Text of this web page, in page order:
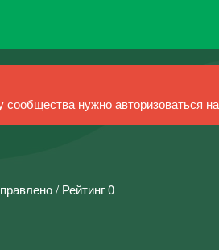
нужно авторизоваться
/ Рейтинг 0